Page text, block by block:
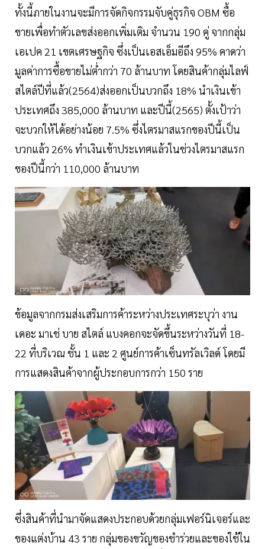
ทั้งนี้ภายในงานจะมีการจัดกิจกรรมจับคู่ธุรกิจ OBM ซื้อ
ขายเพื่อทำตัวเลขส่งออกเพิ่มเติม จำนวน 190 คู่ จากกลุ่ม
เอเปค 21 เขตเศรษฐกิจ ซึ่งเป็นเอสเอ็มอีถึง 95% คาดว่า
มูลค่าการซื้อขายไม่ต่ำกว่า 70 ล้านบาท โดยสินค้ากลุ่มไลฟ์
สไตล์ปีที่แล้ว(2564)ส่งออกเป็นบวกถึง 18% นำเงินเข้า
ประเทศถึง 385,000 ล้านบาท และปีนี้(2565) ตั้งเป้าว่า
จะบวกให้ได้อย่างน้อย 7.5% ซึ่งไตรมาสแรกของปีนี้เป็น
บวกแล้ว 26% ทำเงินเข้าประเทศแล้วในช่วงไตรมาสแรก
ของปีนี้กว่า 110,000 ล้านบาท
ข้อมูลจากกรมส่งเสริมการค้าระหว่างประเทศระบุว่า งาน
เดอะ มาเช่ บาย สไตล์ แบงคอกจะจัดขึ้นระหว่างวันที่ 18-
22 ที่บริเวณ ชั้น 1 และ 2 ศูนย์การค้าเซ็นทรัลเวิลด์ โดยมี
การแสดงสินค้าจากผู้ประกอบการกว่า 150 ราย
ซึ่งสินค้าที่นำมาจัดแสดงประกอบด้วยกลุ่มเฟอร์นิเจอร์และ
ของแต่งบ้าน 43 ราย กลุ่มของขวัญของชำร่วยและของใช้ใน